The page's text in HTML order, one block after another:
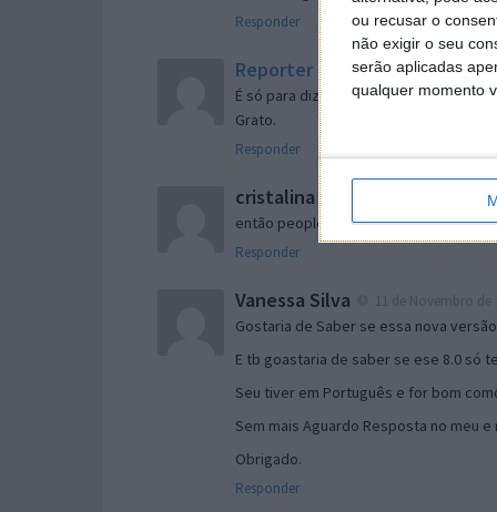
ou recusar o
não exigir o seu
serão aplicadas
qualquer momento
Responder
Reporter 7 de Novembro de 2005 às
É só para dizer que ainda não me
Grato.
Responder
cristalina 11 de Novembro de 2005
então people
Responder
Vanessa Silva
Gostaria de Saber se essa nova
E tb goastaria de saber se ese 8.0 só
Seu tiver em Português e for bom
Sem mais Aguardo Resposta no meu e
Obrigado.
Responder